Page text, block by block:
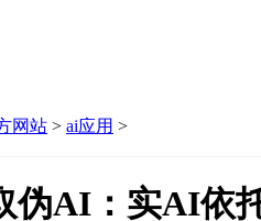
网站 > ai应用 >
伪AI：实AI依